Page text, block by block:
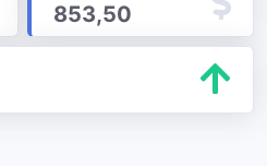
853,50